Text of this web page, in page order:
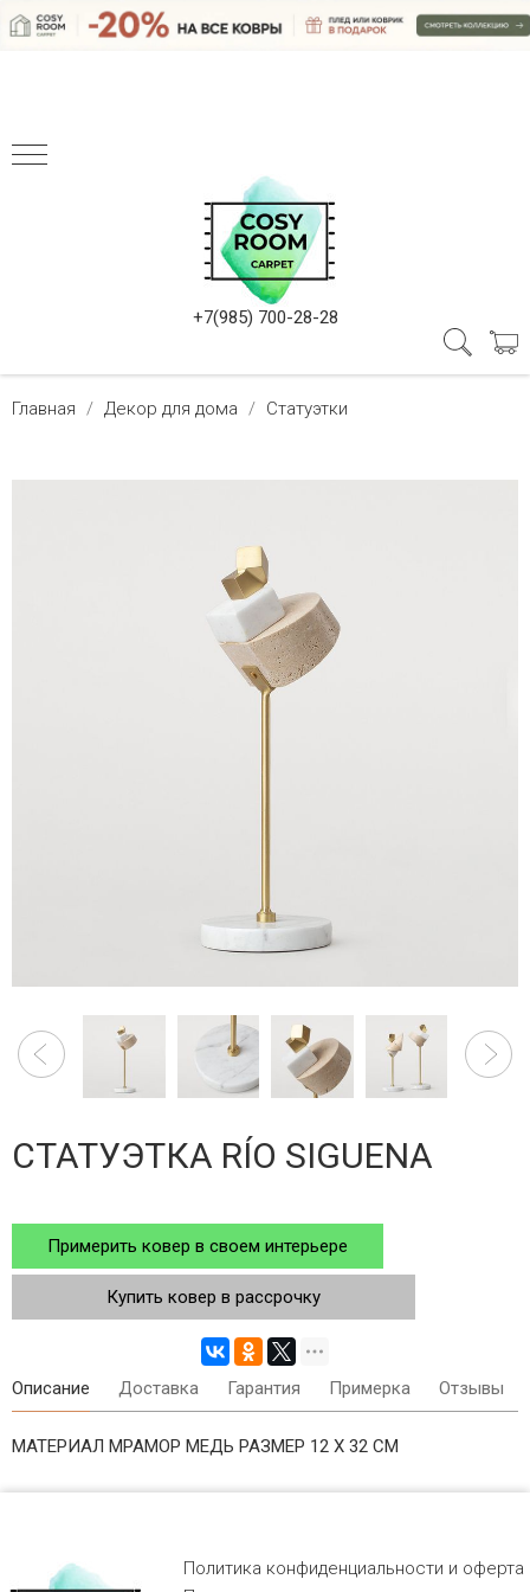
+7(985) 700-28-28
Главная Декор для дома Статуэтки
СТАТУЭТКА RÍO SIGUENA
Примерить ковер в своем интерьере
Купить ковер в рассрочку
Описание Доставка Гарантия Примерка Отзывы
МАТЕРИАЛ МРАМОР МЕДЬ РАЗМЕР 12 Х 32 СМ
Политика конфиденциальности и оферта